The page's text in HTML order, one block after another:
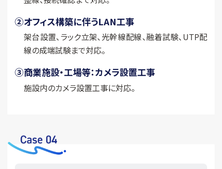
②オフィス構築に伴うLAN工事
架台設置、ラック立架、光幹線配線、融着試験、UTP配
線の成端試験まで対応。
③商業施設・工場等：カメラ設置工事
施設内のカメラ設置工事に対応。